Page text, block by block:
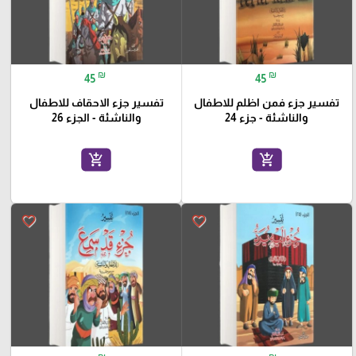
45 ₪
تفسير جزء فمن اظلم للاطفال
والناشئة - جزء 24
add_shopping_cart
45 ₪
تفسير جزء الاحقاف للاطفال
والناشئة - الجزء 26
add_shopping_cart
favorite_border
favorite_border